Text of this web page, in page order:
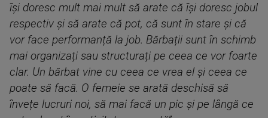
își doresc mult mai mult să arate că își doresc jobul
respectiv și să arate că pot, că sunt în stare și că
vor face performanță la job. Bărbații sunt în schimb
mai organizați sau structurați pe ceea ce vor foarte
clar. Un bărbat vine cu ceea ce vrea el și ceea ce
poate să facă. O femeie se arată deschisă să
învețe lucruri noi, să mai facă un pic și pe lângă ce